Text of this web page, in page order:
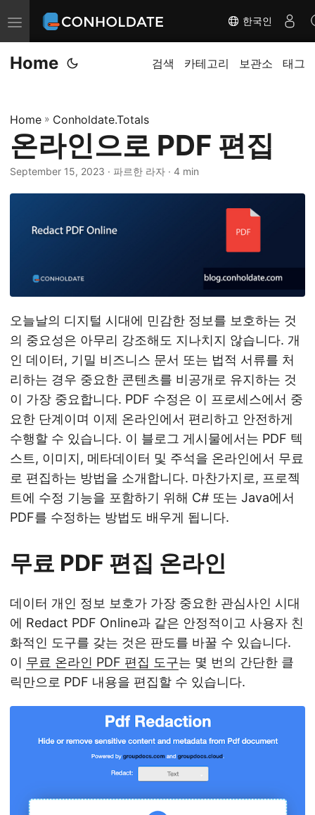
탐
색
전
한국인
Home 검색 카테고리 보관소 태그
Home » Conholdate.Totals
온라인으로 PDF 편집
September 15, 2023 ‎ · 파르한 라자 · 4 min
오늘날의 디지털 시대에 민감한 정보를 보호하는 것
의 중요성은 아무리 강조해도 지나치지 않습니다. 개
인 데이터, 기밀 비즈니스 문서 또는 법적 서류를 처
리하는 경우 중요한 콘텐츠를 비공개로 유지하는 것
이 가장 중요합니다. PDF 수정은 이 프로세스에서 중
요한 단계이며 이제 온라인에서 편리하고 안전하게
수행할 수 있습니다. 이 블로그 게시물에서는 PDF 텍
스트, 이미지, 메타데이터 및 주석을 온라인에서 무료
로 편집하는 방법을 소개합니다. 마찬가지로, 프로젝
트에 수정 기능을 포함하기 위해 C# 또는 Java에서
PDF를 수정하는 방법도 배우게 됩니다.
무료 PDF 편집 온라인
데이터 개인 정보 보호가 가장 중요한 관심사인 시대
에 Redact PDF Online과 같은 안정적이고 사용자 친
화적인 도구를 갖는 것은 판도를 바꿀 수 있습니다.
이 무료 온라인 PDF 편집 도구는 몇 번의 간단한 클
릭만으로 PDF 내용을 편집할 수 있습니다.